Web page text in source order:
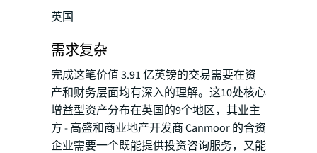
英国
需求复杂
完成这笔价值 3.91 亿英镑的交易需要在资
产和财务层面均有深入的理解。这10处核心
增益型资产分布在英国的9个地区，其业主
方 - 高盛和商业地产开发商 Canmoor 的合资
企业需要一个既能提供投资咨询服务，又能